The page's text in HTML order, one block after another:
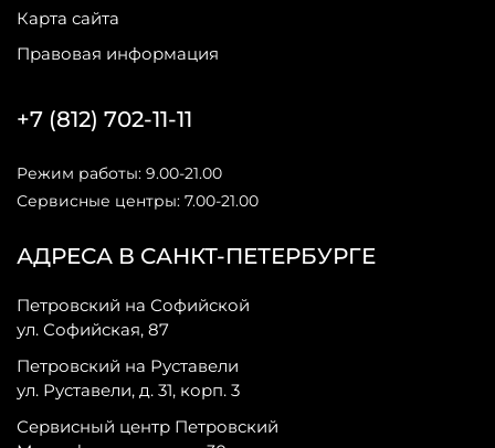
Карта сайта
Правовая информация
АДРЕСА В САНКТ-ПЕТЕРБУРГЕ
Петровский на Софийской
ул. Софийская, 87
Петровский на Руставели
ул. Руставели, д. 31, корп. 3
Сервисный центр Петровский
+7 (812) 702-11-11
Режим работы: 9.00-21.00
Сервисные центры: 7.00-21.00